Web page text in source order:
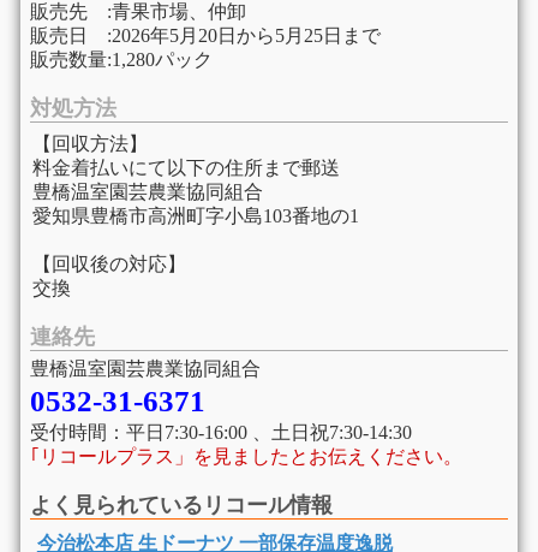
販売先 :青果市場、仲卸
販売日 :2026年5月20日から5月25日まで
販売数量:1,280パック
対処方法
【回収方法】
料金着払いにて以下の住所まで郵送
豊橋温室園芸農業協同組合
愛知県豊橋市高洲町字小島103番地の1
【回収後の対応】
交換
連絡先
豊橋温室園芸農業協同組合
0532-31-6371
受付時間：平日7:30-16:00 、土日祝7:30-14:30
｢リコールプラス」を見ましたとお伝えください。
よく見られているリコール情報
今治松本店 生ドーナツ 一部保存温度逸脱